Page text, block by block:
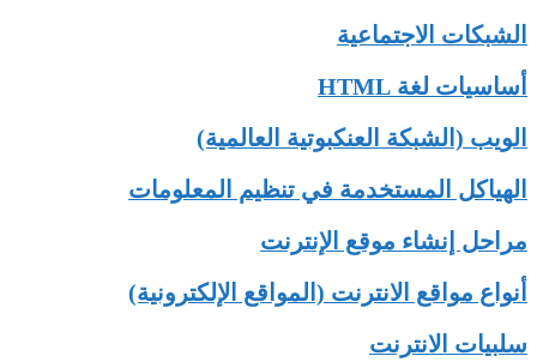
الشبكات الاجتماعية
أساسيات لغة HTML
الويب (الشبكة العنكبوتية العالمية)
الهياكل المستخدمة في تنظيم المعلومات
مراحل إنشاء موقع الإنترنت
أنواع مواقع الانترنت (المواقع الإلكترونية)
سلبيات الانترنت